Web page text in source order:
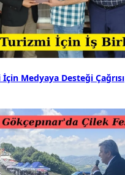
Medyaya Desteği Çağrısı